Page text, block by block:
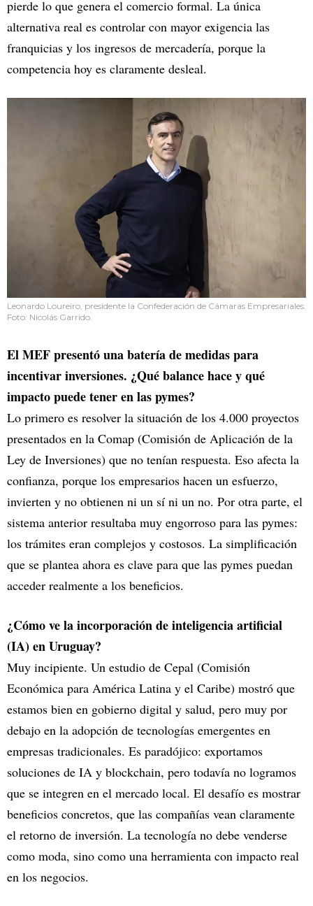
pierde lo que genera el comercio formal. La única
alternativa real es controlar con mayor exigencia las
franquicias y los ingresos de mercadería, porque la
competencia hoy es claramente desleal.
Leonardo Loureiro, presidente la Confederación de Cámaras Empresariales.
Foto: Nicolás Garrido.
El MEF presentó una batería de medidas para
incentivar inversiones. ¿Qué balance hace y qué
impacto puede tener en las pymes?
Lo primero es resolver la situación de los 4.000 proyectos
presentados en la Comap (Comisión de Aplicación de la
Ley de Inversiones) que no tenían respuesta. Eso afecta la
confianza, porque los empresarios hacen un esfuerzo,
invierten y no obtienen ni un sí ni un no. Por otra parte, el
sistema anterior resultaba muy engorroso para las pymes:
los trámites eran complejos y costosos. La simplificación
que se plantea ahora es clave para que las pymes puedan
acceder realmente a los beneficios.
¿Cómo ve la incorporación de inteligencia artificial
(IA) en Uruguay?
Muy incipiente. Un estudio de Cepal (Comisión
Económica para América Latina y el Caribe) mostró que
estamos bien en gobierno digital y salud, pero muy por
debajo en la adopción de tecnologías emergentes en
empresas tradicionales. Es paradójico: exportamos
soluciones de IA y blockchain, pero todavía no logramos
que se integren en el mercado local. El desafío es mostrar
beneficios concretos, que las compañías vean claramente
el retorno de inversión. La tecnología no debe venderse
como moda, sino como una herramienta con impacto real
en los negocios.